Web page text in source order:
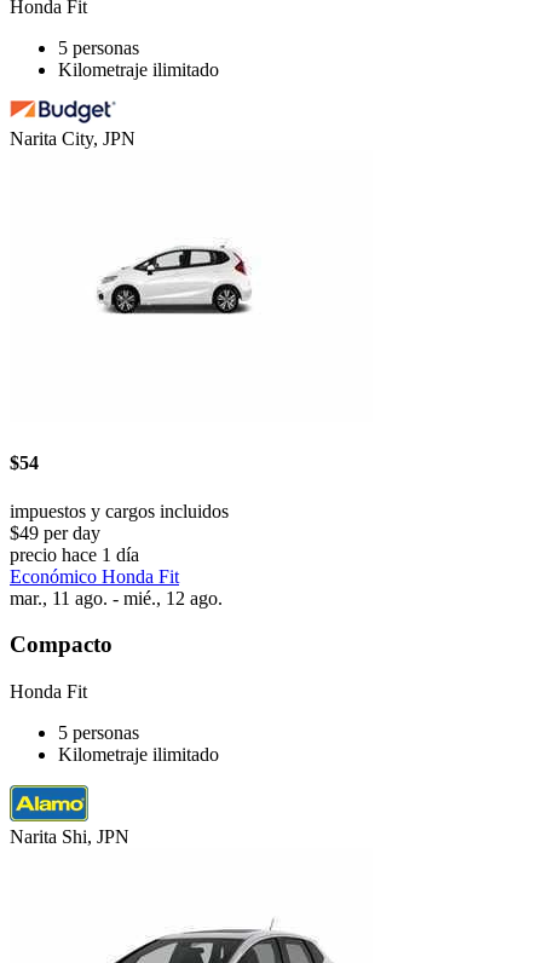
Honda Fit
5 personas
Kilometraje ilimitado
Narita City, JPN
$54
impuestos y cargos incluidos
$49 per day
precio hace 1 día
Económico Honda Fit
mar., 11 ago. - mié., 12 ago.
Compacto
Honda Fit
5 personas
Kilometraje ilimitado
Narita Shi, JPN